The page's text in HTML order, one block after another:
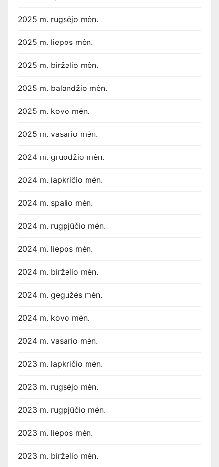
2025 m. rugsėjo mėn.
2025 m. liepos mėn.
2025 m. birželio mėn.
2025 m. balandžio mėn.
2025 m. kovo mėn.
2025 m. vasario mėn.
2024 m. gruodžio mėn.
2024 m. lapkričio mėn.
2024 m. spalio mėn.
2024 m. rugpjūčio mėn.
2024 m. liepos mėn.
2024 m. birželio mėn.
2024 m. gegužės mėn.
2024 m. kovo mėn.
2024 m. vasario mėn.
2023 m. lapkričio mėn.
2023 m. rugsėjo mėn.
2023 m. rugpjūčio mėn.
2023 m. liepos mėn.
2023 m. birželio mėn.